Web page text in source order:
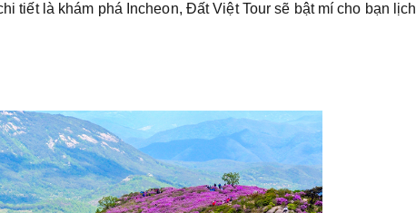
tiết là khám phá Incheon, Đất Việt Tour sẽ bật mí cho bạn lịch